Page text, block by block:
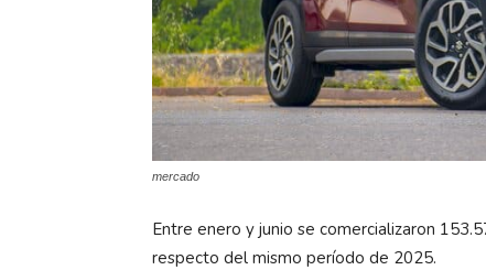
mercado
Entre enero y junio se comercializaron
respecto del mismo período de 2025.